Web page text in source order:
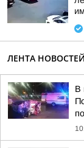
ЛЕНТА НОВОСТЕЙ
В